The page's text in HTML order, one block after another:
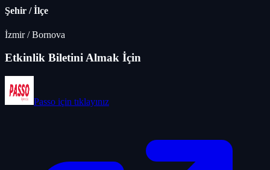
Şehir / İlçe
İzmir/Bornova
Etkinlik Biletini Almak İçin
Passo için tıklayınız